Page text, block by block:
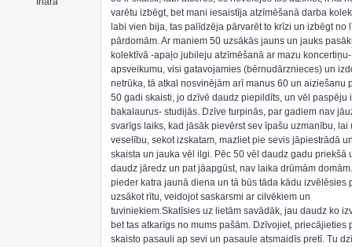
varētu izbēgt, bet mani iesaistīja atzīmēšanā darba
labi vien bija, tas palīdzēja pārvarēt to krīzi un izbēgt no
pārdomām. Ar maniem 50 uzsākās jauns un jauks
kolektīvā -apaļo jubileju atzīmēšanā ar mazu koncertiņu-
apsveikumu, visi gatavojamies (bērnudārznieces) un
netrūka, tā atkal nosvinējām arī manus 60 un aiziešanu
50 gadi skaisti, jo dzīvē daudz piepildīts, un vēl paspēju
bakalaurus- studijās. Dzīve turpinās, par gadiem nav
svarīgs laiks, kad jāsāk pievērst sev īpašu uzmanību, lai
veselību, sekot izskatam, mazliet pie sevis jāpiestrādā
skaista un jauka vēl ilgi. Pēc 50 vēl daudz gadu priekšā
daudz jāredz un pat jāapgūst, nav laika drūmām
pieder katra jaunā diena un tā būs tāda kādu izvēlēsies
uzsākot rītu, veidojot saskarsmi ar cilvēkiem un
tuviniekiem.Skatīsies uz lietām savādāk, jau daudz ko
bet tas atkarīgs no mums pašām. Dzīvojiet, priecājieties
skaisto pasauli ap sevi un pasaule atsmaidīs pretī. Tu